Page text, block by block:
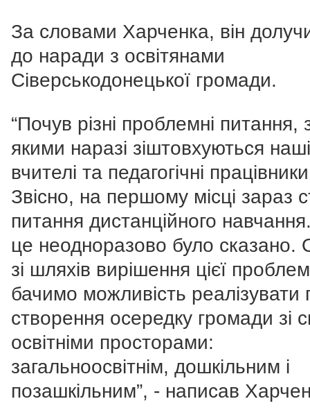
За словами Харченка, він
до наради з освітянами
Сіверськодонецької громади.
“Почув різні проблемні питання,
якими наразі зіштовхуються наші
вчителі та педагогічні
Звісно, на першому місці зараз
питання дистанційного
це неодноразово було сказано.
зі шляхів вирішення цієї
бачимо можливість реалізувати
створення осередку громади зі
освітніми просторами:
загальноосвітнім, дошкільним і
позашкільним”, - написав